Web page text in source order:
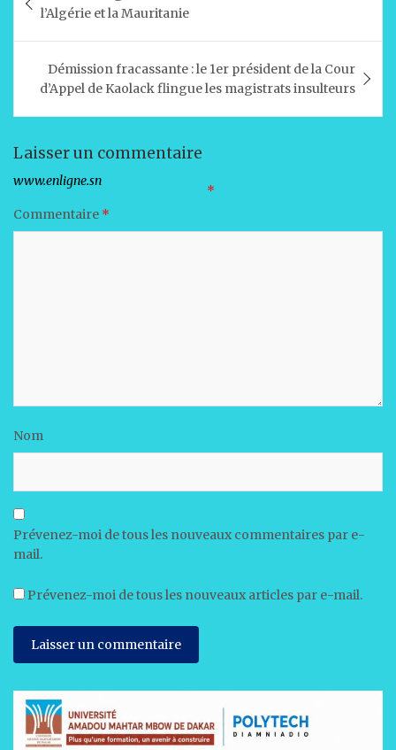
A
p
p
b
o
o
k
dI
n
er
de
l’article
l’Algérie et la Mauritanie
Démission fracassante : le 1er président de la Cour
d’Appel de Kaolack flingue les magistrats insulteurs
Laisser un commentaire
Votre adresse e-mail ne sera pas publiée.
Les champs obligatoires sont indiqués avec *
Commentaire *
Nom
Prévenez-moi de tous les nouveaux commentaires par e-
mail.
Prévenez-moi de tous les nouveaux articles par e-mail.